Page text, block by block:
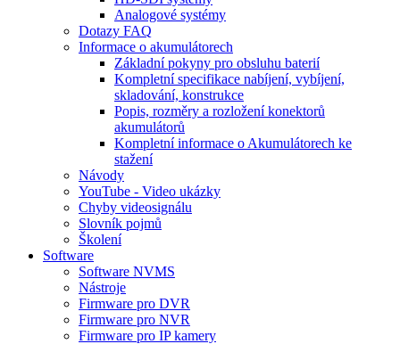
Analogové systémy
Dotazy FAQ
Informace o akumulátorech
Základní pokyny pro obsluhu baterií
Kompletní specifikace nabíjení, vybíjení,
skladování, konstrukce
Popis, rozměry a rozložení konektorů
akumulátorů
Kompletní informace o Akumulátorech ke
stažení
Návody
YouTube - Video ukázky
Chyby videosignálu
Slovník pojmů
Školení
Software
Software NVMS
Nástroje
Firmware pro DVR
Firmware pro NVR
Firmware pro IP kamery